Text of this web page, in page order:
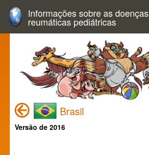
Informações sobre as doenças
reumáticas pediátricas
Brasil
Versão de 2016